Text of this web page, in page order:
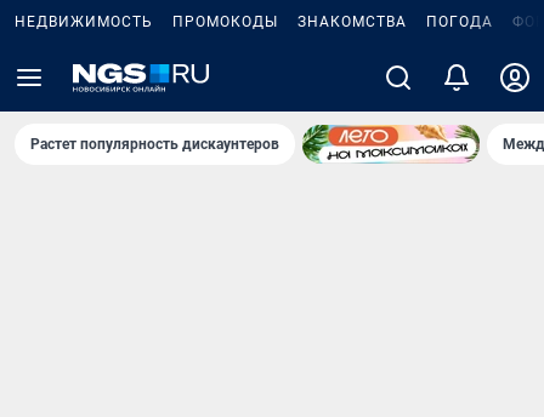
НЕДВИЖИМОСТЬ ПРОМОКОДЫ ЗНАКОМСТВА ПОГОДА
Растет популярность дискаунтеров